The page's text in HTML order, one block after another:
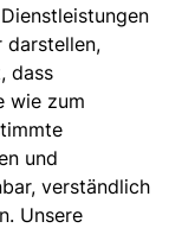
darstellen,
dass
wie zum
und
verständlich
Unsere